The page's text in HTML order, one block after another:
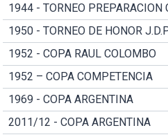
1944 - TORNEO PREPARACION
1950 - TORNEO DE HONOR
1952 - COPA RAUL COLOMBO
1952 – COPA COMPETENCIA
1969 - COPA ARGENTINA
2011/12 - COPA ARGENTINA